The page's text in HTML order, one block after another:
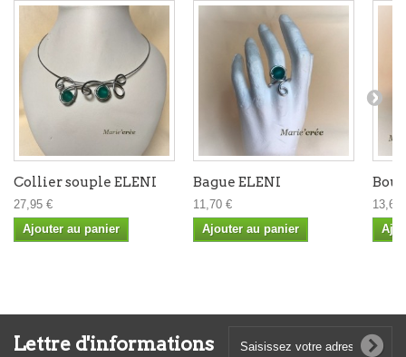
Collier souple ELENI
27,95 €
Ajouter au panier
Bague ELENI
11,70 €
Ajouter au panier
13,65
Lettre d'informations